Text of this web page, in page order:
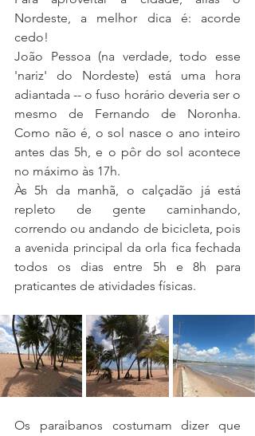
Nordeste, a melhor dica é: acorde
cedo!
João Pessoa (na verdade, todo esse
'nariz' do Nordeste) está uma hora
adiantada -- o fuso horário deveria ser o
mesmo de Fernando de Noronha.
Como não é, o sol nasce o ano inteiro
antes das 5h, e o pôr do sol acontece
no máximo às 17h.
Às 5h da manhã, o calçadão já está
repleto de gente caminhando,
correndo ou andando de bicicleta, pois
a avenida principal da orla fica fechada
todos os dias entre 5h e 8h para
praticantes de atividades físicas.
Os paraibanos costumam dizer que